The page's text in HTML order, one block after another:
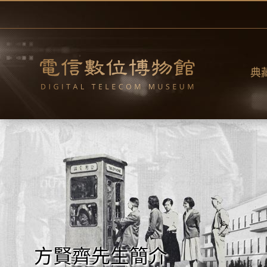
跳
要
內
容
典
方賢齊先生簡介